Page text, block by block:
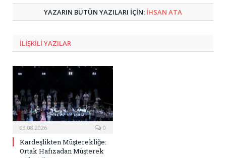
YAZARIN BÜTÜN YAZILARI IÇIN: İHSAN ATA
ILIŞKILI YAZILAR
03.08.2026 0
Kardeşlikten Müşterekliğe:
Ortak Hafızadan Müşterek